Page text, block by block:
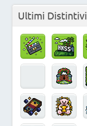
Ultimi Distintivi